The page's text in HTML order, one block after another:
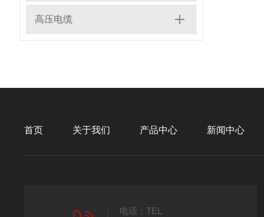
高压电缆
首页 关于我们 产品中心 新闻中心
电话：TEL